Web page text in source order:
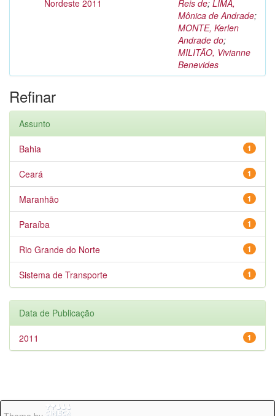
Nordeste 2011
Reis de; LIMA,
Mônica de Andrade;
MONTE, Kerlen
Andrade do;
MILITÃO, Vivianne
Benevides
Refinar
Assunto
1
Bahia
1
Ceará
1
Maranhão
1
Paraíba
1
Rio Grande do Norte
1
Sistema de Transporte
Data de Publicação
1
2011